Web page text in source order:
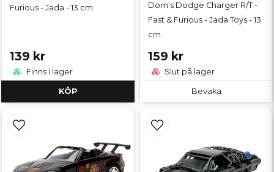
Furious - Jada - 13 cm
139 kr
Finns i lager
KÖP
Dom's Dodge Charger R/T -
Fast & Furious - Jada Toys - 13
cm
159 kr
Slut på lager
Bevaka